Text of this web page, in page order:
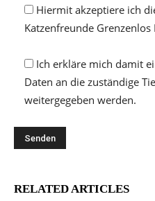
Hiermit akzeptiere ich
Katzenfreunde Grenzenlos
Ich erkläre mich damit
Daten an die zuständige
weitergegeben werden.
RELATED ARTICLES